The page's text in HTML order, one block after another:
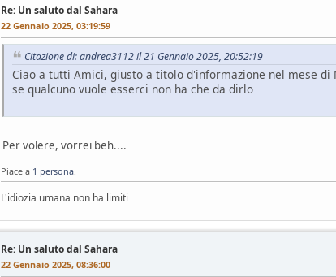
Re: Un saluto dal Sahara
22 Gennaio 2025, 03:19:59
Citazione di: andrea3112 il 21 Gennaio 2025, 20:52:19
Ciao a tutti Amici, giusto a titolo d'informazione nel mese di
se qualcuno vuole esserci non ha che da dirlo
Per volere, vorrei beh....
Piace a 1 persona.
L'idiozia umana non ha limiti
Re: Un saluto dal Sahara
22 Gennaio 2025, 08:36:00